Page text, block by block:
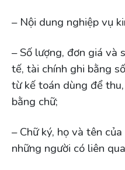
– Nội dung nghiệp vụ
– Số lượng, đơn giá và
tế, tài chính ghi bằng
từ kế toán dùng để
bằng chữ;
– Chữ ký, họ và tên
những người có liên